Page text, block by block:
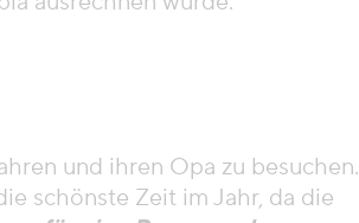
und ihren Opa zu besuchen.
schönste Zeit im Jahr, da die